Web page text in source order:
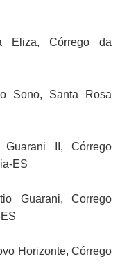
Eliza, Córrego da
Sono, Santa Rosa
II, Córrego
ES
Guarani, Corrego
Horizonte, Córrego